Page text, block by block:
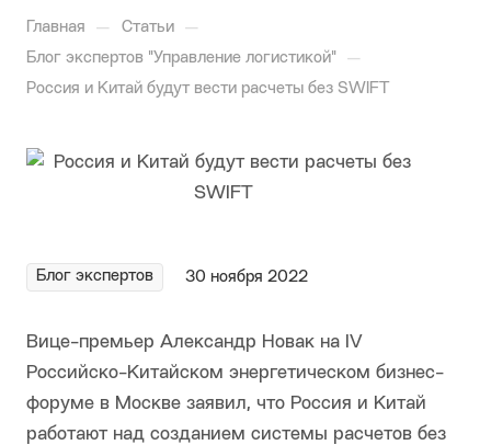
Главная — Статьи —
Блог экспертов "Управление логистикой" —
Россия и Китай будут вести расчеты без SWIFT
Блог экспертов 30 ноября 2022
Вице-премьер Александр Новак на IV
Российско-Китайском энергетическом бизнес-
форуме в Москве заявил, что Россия и Китай
работают над созданием системы расчетов без